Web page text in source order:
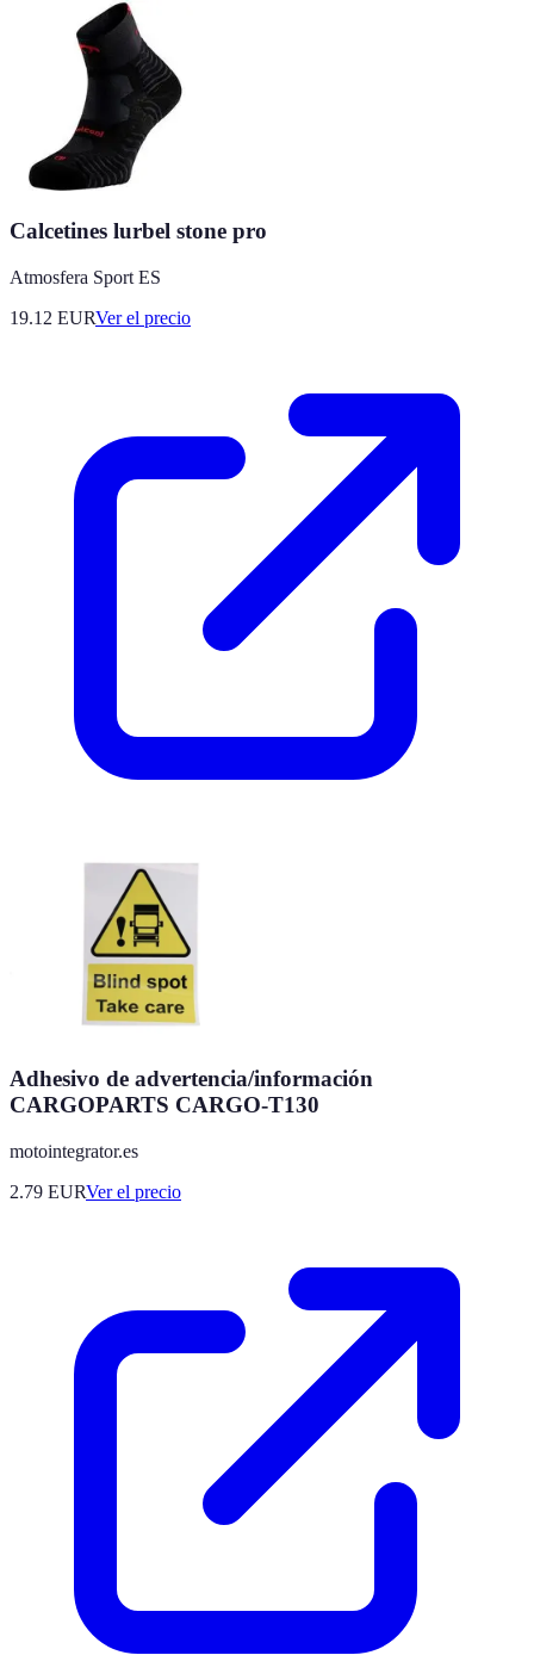
Calcetines lurbel stone pro
Atmosfera Sport ES
19.12 EURVer el precio
Adhesivo de advertencia/información
CARGOPARTS CARGO-T130
motointegrator.es
2.79 EURVer el precio